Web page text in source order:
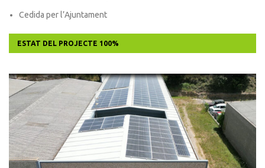
Cedida per l’Ajuntament
ESTAT DEL PROJECTE 100%